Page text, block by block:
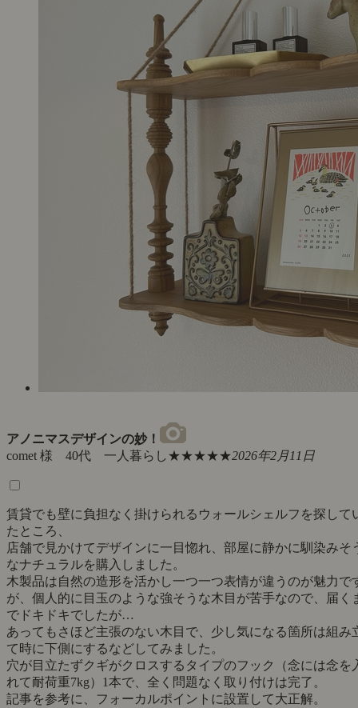
アノニマスデザインの妙！
comet 様 40代 一人暮らし★★★★★2026年2月11日
賃貸でも壁に負担なく掛けられるウォールシェルフを探して
たところ、
店舗で見かけてデザインに一目惚れ、部屋に静かに馴染みそ
なナチュラルを購入しました。
木製品は自然の造形を活かし一つ一つ表情が違うのが魅力で
が、個人的に目玉のような強そうな木目が苦手なので、届く
でドキドキでしたが…
あってもさほど主張のない木目で、少し気になる箇所は組み
て時に下側にするなどしてみました。
穴が目立たずクギがクロスするタイプのフック（念には念を
れて耐荷重7kg）1本で、全く問題なく取り付けは完了。
記事を参考に、フォーカルポイントに設置して大正解。